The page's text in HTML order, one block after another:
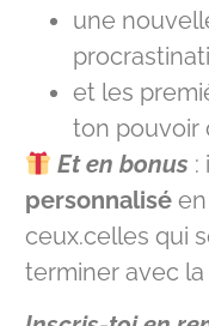
une
et les
ton pouvoir
Et en bonus :
personnaliséen
ceux.celles qui
terminer avec